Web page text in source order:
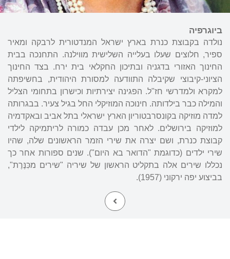
ביוגרפיה
נולדה בקבוצת כנרת בארץ ישראל המנדטורית לרבקה ומאיר
ספיר, חלוצים שעלו בעלייה השלישית מווילנה. התחנכה בבית
החינוך האזורי בדגניה ובתיכון החקלאי בית ירח. בצד החינוך
הציוני-קיבוצי שקיבלה התוודעה למסורת היהודית, בחשיפתה
למקרא ולמדרשי חז"ל. הפגינה יצירתיות וכישרון בתחומי הצליל
והמילה כבר בילדותה. חינוכה המוזיקלי החל בגיל צעיר. בבגרותה
למדה מוזיקה בקונסרבטוריון הארץ ישראלי בתל אביב ובאקדמיה
למוזיקה בירושלים. לאחר מכן עבדה כמורה לריתמיקה לילדי
קבוצת כנרת, ושם יצרה את שירי הזמר הראשונים שלה, שהיו
שירי ילדים (כדוגמת "הדואר בא היום"). שנים ספורות אחר כך
נכללו שירים אלה בתקליט הראשון של שיריה "שירים מכִּנֶּרֶת",
בביצוע יפה ירקוני (1957).